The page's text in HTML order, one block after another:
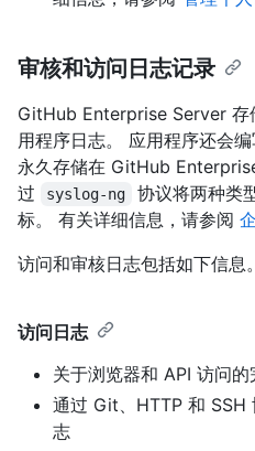
审核和访问日志记录
GitHub Enterprise Server 存
用程序日志。 应用程序还会
永久存储在 GitHub
过
syslog-ng
协议将两种类
标。 有关详细信息，请参阅
访问和审核日志包括如下信息。
访问日志
关于浏览器和 API 访问
通过 Git、HTTP 和 SSH
志